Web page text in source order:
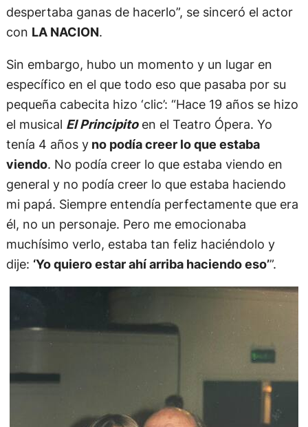
despertaba ganas de hacerlo”, se sinceró el actor
con LA NACION.
Sin embargo, hubo un momento y un lugar en
específico en el que todo eso que pasaba por su
pequeña cabecita hizo ‘clic’: “Hace 19 años se hizo
el musical El Principitoen el Teatro Ópera. Yo
tenía 4 años yno podía creer lo que estaba
viendo. No podía creer lo que estaba viendo en
general y no podía creer lo que estaba haciendo
mi papá. Siempre entendía perfectamente que era
él, no un personaje. Pero me emocionaba
muchísimo verlo, estaba tan feliz haciéndolo y
dije: ‘Yo quiero estar ahí arriba haciendo eso’”.